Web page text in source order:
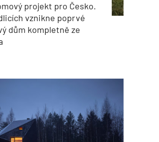
projekt pro Česko.
vznikne poprvé
dům kompletně ze